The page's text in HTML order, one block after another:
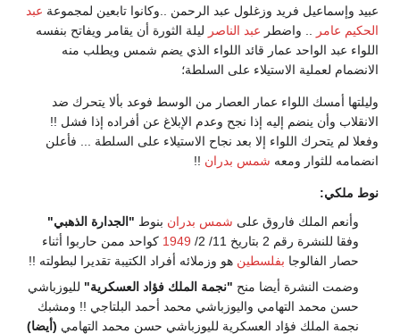
عبيد وإسماعيل فريد وزغلول عبد الرحمن ..وكانوا تابعين لمجموعة عبد
الحكيم عامر
.. واضطر عبد الناصر ليلة الثورة أن يقامر ويفاتح بنفسه
اللواء عبد الواحد عمار قائد اللواء الذي يضم شمس ويطلب منه
الانضمام لعملية الاستيلاء على السلطة؛
وليلتها أمسك اللواء عمار العصار من الوسط فوعد بألا يتحرك ضد
الانقلاب وأن ينضم إليه إذا نجح وعدم الإبلاغ عن أفراده إذا فشل !!
وفعلا لم يتحرك اللواء إلا بعد نجاح الاستيلاء على السلطة ... فأعلن
انضمامه للثوار ومعه شمس بدران !!
نوط ملكي:
وأنعم الملك فاروق على شمس بدران بنوط "الجدارة الذهبي"
وفقا للنشرة رقم 2 بتاريخ 11/ 2/
1949 كواحد ممن حاربوا أثناء
حصار الفالوجا بفلسطين هو وزملائه أفراد الكتيبة تقديرا لبطولته !!
وضمت النشرة أيضا منح "نجمة الملك فؤاد العسكرية" لليوزباشي
حسن محمد التهامي واليوزباشي محمد أحمد البلتاجي !! ومشبك
نجمة الملك فؤاد العسكرية لليوزباشي حسن محمد التهامي (أيضا)